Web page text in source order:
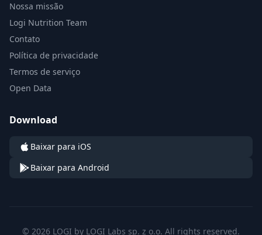
Nossa missão
Logi Nutrition Team
Contato
Política de privacidade
Termos de serviço
Open Data
Download
Baixar para iOS
Baixar para Android
© 2026 LOGI by LOGI Labs sp. z o.o. All rights reserved.